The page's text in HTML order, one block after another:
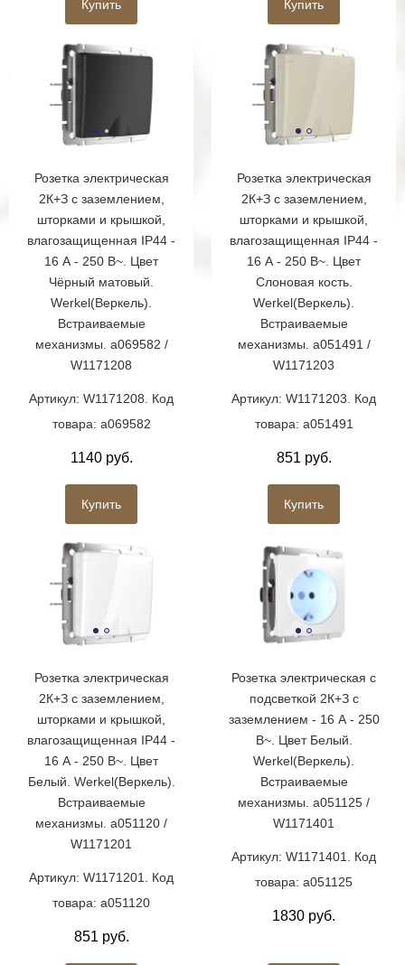
Купить Купить
Розетка электрическая
2К+З с заземлением,
шторками и крышкой,
влагозащищенная IP44 -
16 А - 250 В~. Цвет
Чёрный матовый.
Werkel(Веркель).
Встраиваемые
механизмы. a069582 /
W1171208
Артикул: W1171208. Код
товара: a069582
1140 руб.
Купить
Розетка электрическая
2К+З с заземлением,
шторками и крышкой,
влагозащищенная IP44 -
16 А - 250 В~. Цвет
Слоновая кость.
Werkel(Веркель).
Встраиваемые
механизмы. a051491 /
W1171203
Артикул: W1171203. Код
товара: a051491
851 руб.
Купить
Розетка электрическая
2К+З с заземлением,
шторками и крышкой,
влагозащищенная IP44 -
16 А - 250 В~. Цвет
Белый. Werkel(Веркель).
Встраиваемые
механизмы. a051120 /
W1171201
Артикул: W1171201. Код
товара: a051120
851 руб.
Розетка электрическая с
подсветкой 2К+З с
заземлением - 16 А - 250
В~. Цвет Белый.
Werkel(Веркель).
Встраиваемые
механизмы. a051125 /
W1171401
Артикул: W1171401. Код
товара: a051125
1830 руб.